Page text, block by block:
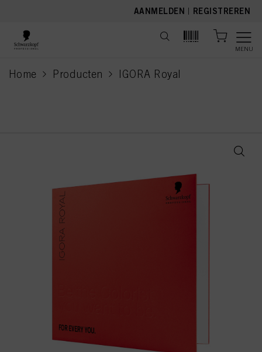
AANMELDEN | REGISTREREN
MENU
Home Producten IGORA Royal
current page